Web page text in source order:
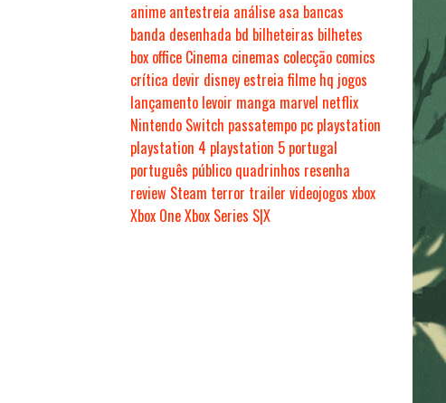
anime antestreia análise asa bancas
banda desenhada bd bilheteiras bilhetes
box office Cinema cinemas colecção comics
crítica devir disney estreiafilme hq jogos
lançamento levoir manga marvel netflix
Nintendo Switch passatempo pc playstation
playstation 4 playstation 5 portugal
português público quadrinhos resenha
review Steam terror trailer videojogos xbox
Xbox OneXbox Series S|X